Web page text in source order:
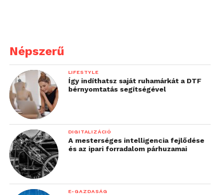
Népszerű
LIFESTYLE
Így indíthatsz saját ruhamárkát a DTF
bérnyomtatás segítségével
DIGITALIZÁCIÓ
A mesterséges intelligencia fejlődése
és az ipari forradalom párhuzamai
E-GAZDASÁG